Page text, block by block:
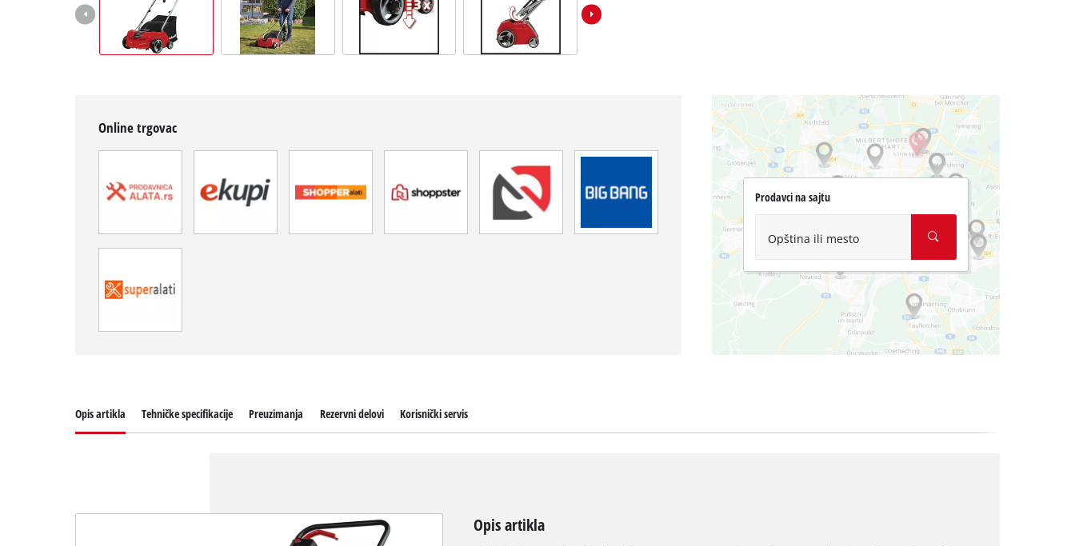
Online trgovac
Prodavci na sajtu
Opština ili mesto
Opis artikla Tehničke specifikacije Preuzimanja Rezervni delovi Korisnički servis
Opis artikla